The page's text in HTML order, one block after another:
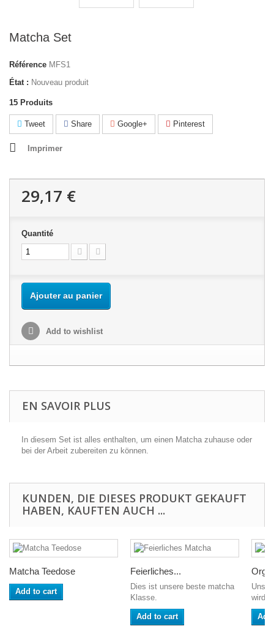
Matcha Set
Référence MFS1
État : Nouveau produit
15 Produits
Tweet Share Google+ Pinterest
Imprimer
29,17 €
Quantité
Ajouter au panier
Add to wishlist
EN SAVOIR PLUS
In diesem Set ist alles enthalten, um einen Matcha zuhause oder
bei der Arbeit zubereiten zu können.
KUNDEN, DIE DIESES PRODUKT GEKAUFT
HABEN, KAUFTEN AUCH ...
Matcha Teedose
Add to cart
Feierliches...
Dies ist unsere beste matcha
Klasse.
Add to cart
wird